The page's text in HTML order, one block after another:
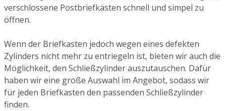
verschlossene Postbriefkästen schnell und simpel zu
öffnen.
Wenn der Briefkasten jedoch wegen eines defekten
Zylinders nicht mehr zu entriegeln ist, bieten wir auch die
Möglichkeit, den Schließzylinder auszutauschen. Dafür
haben wir eine große Auswahl im Angebot, sodass wir
für jeden Briefkasten den passenden Schließzylinder
finden.